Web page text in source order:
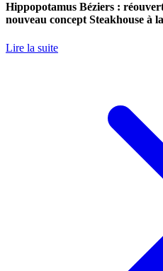
Hippopotamus Béziers :
nouveau concept Steakhouse à
Lire la suite